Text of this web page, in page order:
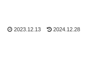
2023.12.13 2024.12.28